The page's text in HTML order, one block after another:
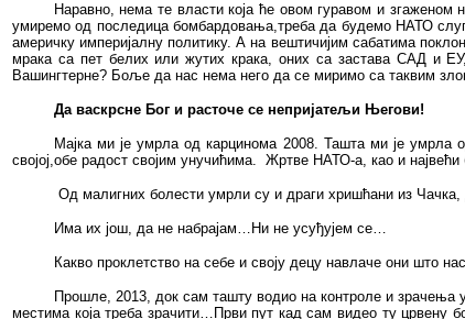
Наравно, нема те власти која ће овом гуравом и
умиремо од последица бомбардовања,треба да будемо НАТО
америчку империјалну политику. А на вештичијим сабатима
мрака са пет белих или жутих крака, оних са застава САД и
Вашингтерне? Боље да нас нема него да се миримо са таквим
Да васкрсне Бог и расточе се непријатељи Његови!
Мајка ми је умрла од карцинома 2008. Ташта ми је умрла
својој,обе радост својим унучићима. Жртве НАТО-а, као и највећи
Од малигних болести умрли су и драги хришћани из
Има их још, да не набрајам…Ни не усуђујем се…
Какво проклетство на себе и своју децу навлаче они
Прошле, 2013, док сам ташту водио на контроле и зрачења
местима која треба зрачити…Први пут кад сам видео ту црвену